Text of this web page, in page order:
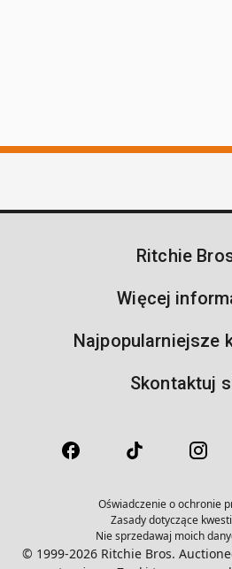
Ritchie
Więcej
Najpopularniejsze
Skontaktuj
Oświadczenie o ochronie
Zasady dotyczące
Nie sprzedawaj moich
© 1999-2026 Ritchie Bros.